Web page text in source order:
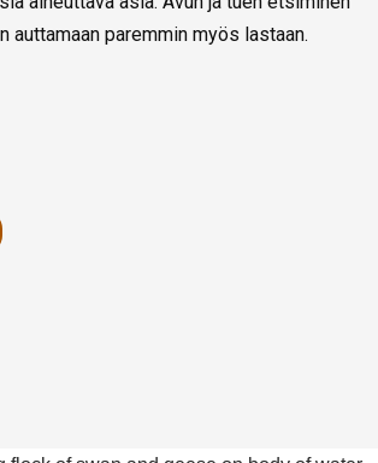
auttamaan paremmin myös lastaan.